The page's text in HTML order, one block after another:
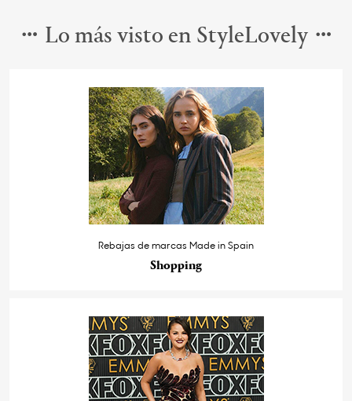
Lo más visto en StyleLovely
Rebajas de marcas Made in Spain
Shopping